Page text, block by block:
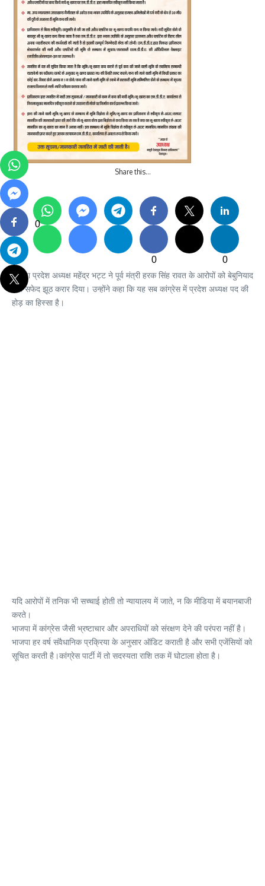
0
Share this…
0
0
भाजपा प्रदेश अध्यक्ष महेंद्र भट्ट ने पूर्व मंत्री हरक सिंह रावत के आरोपों को बेबुनियाद
और सफेद झूठ करार दिया। उन्होंने कहा कि यह सब कांग्रेस में प्रदेश अध्यक्ष पद की
होड़ का हिस्सा है।
यदि आरोपों में तनिक भी सच्चाई होती तो न्यायालय में जाते, न कि मीडिया में बयानबाजी
करते।
भाजपा में कांग्रेस जैसी भ्रष्टाचार और अपराधियों को संरक्षण देने की परंपरा नहीं है।
भाजपा हर वर्ष संवैधानिक प्रक्रिया के अनुसार ऑडिट कराती है और सभी एजेंसियों को
सूचित करती है।कांग्रेस पार्टी में तो सदस्यता राशि तक में घोटाला होता है।